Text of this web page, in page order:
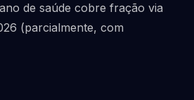
de saúde cobre fração via
(parcialmente, com